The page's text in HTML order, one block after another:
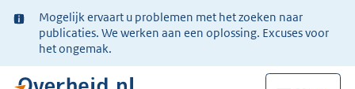
Ter
informatie:
Mogelijk ervaart u problemen met het zoeken naar
publicaties. We werken aan een oplossing. Excuses voor
het ongemak.